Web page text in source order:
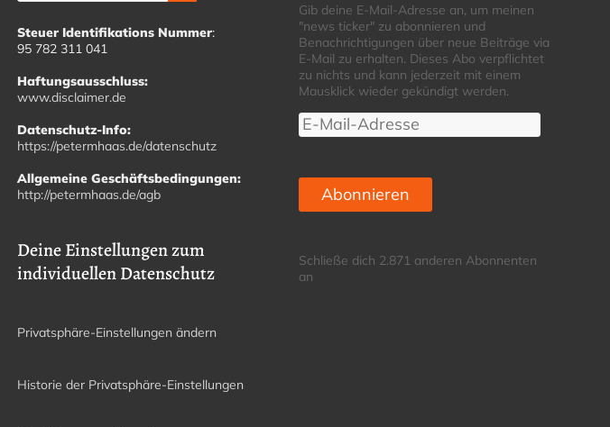
Steuer Identifikations Nummer:
95 782 311 041
Haftungsausschluss:
www.disclaimer.de
Datenschutz-Info:
https://petermhaas.de/datenschutz
Allgemeine Geschäftsbedingungen:
http://petermhaas.de/agb
Deine Einstellungen zum
individuellen Datenschutz
Privatsphäre-Einstellungen ändern
Historie der Privatsphäre-Einstellungen
Gib deine E-Mail-Adresse an, um meinen
"news ticker" zu abonnieren und
Benachrichtigungen über neue Beiträge via
E-Mail zu erhalten. Dieses Abo verpflichtet
zu nichts und kann jederzeit mit einem
Mausklick wieder gekündigt werden.
E-
Mail-
Abonnieren
Schließe dich 2.871 anderen Abonnenten
an